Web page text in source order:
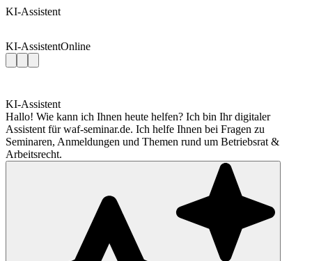
KI-Assistent
KI-AssistentOnline
KI-Assistent
Hallo! Wie kann ich Ihnen heute helfen? Ich bin Ihr digitaler
Assistent für waf-seminar.de. Ich helfe Ihnen bei Fragen zu
Seminaren, Anmeldungen und Themen rund um Betriebsrat &
Arbeitsrecht.